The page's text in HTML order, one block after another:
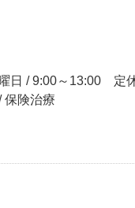
日 / 9:00～13:00 定
保険治療